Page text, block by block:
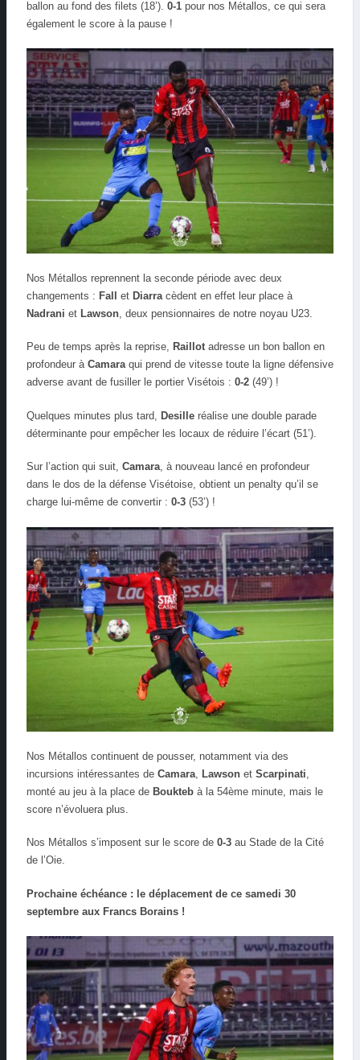
ballon au fond des filets (18’). 0-1 pour nos Métallos, ce qui sera
également le score à la pause !
Nos Métallos reprennent la seconde période avec deux
changements : Fall et Diarra cèdent en effet leur place à
Nadrani et Lawson , deux pensionnaires de notre noyau U23.
Peu de temps après la reprise, Raillotadresse un bon ballon en
profondeur à Camaraqui prend de vitesse toute la ligne défensive
adverse avant de fusiller le portier Visétois : 0-2 (49’) !
Quelques minutes plus tard, Desille réalise une double parade
déterminante pour empêcher les locaux de réduire l’écart (51’).
Sur l’action qui suit, Camara, à nouveau lancé en profondeur
dans le dos de la défense Visétoise, obtient un penalty qu’il se
charge lui-même de convertir : 0-3 (53’) !
Nos Métallos continuent de pousser, notamment via des
incursions intéressantes de Camara Lawson et Scarpinati
monté au jeu à la place de Boukteb à la 54ème minute, mais le
score n’évoluera plus.
Nos Métallos s’imposent sur le score de 0-3 au Stade de la Cité
de l’Oie.
Prochaine échéance : le déplacement de ce samedi 30
septembre aux Francs Borains !